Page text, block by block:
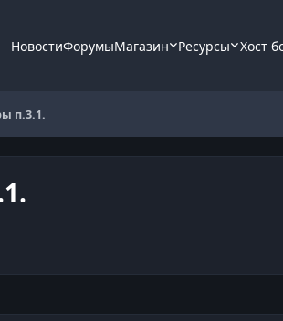
НовостиФорумыМагазин Ресурсы Хост
п.3.1.